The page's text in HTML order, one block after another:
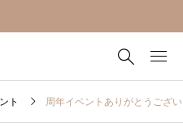
ト 周年イベントありがとうござ